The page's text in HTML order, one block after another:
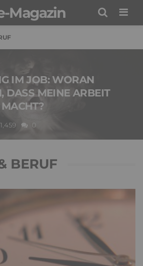
Magazin
IM JOB: WORAN
DASS MEINE ARBEIT
1,459 0
BERUF